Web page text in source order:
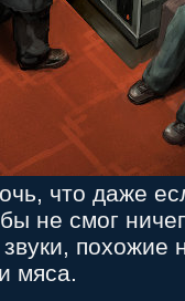
что даже
не смог
похожие
мяса.